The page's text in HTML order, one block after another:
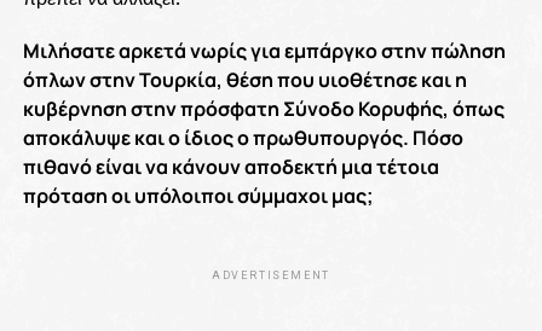
Μιλήσατε αρκετά νωρίς για εμπάργκο στην πώληση
όπλων στην Τουρκία, θέση που υιοθέτησε και η
κυβέρνηση στην πρόσφατη Σύνοδο Κορυφής, όπως
αποκάλυψε και ο ίδιος ο πρωθυπουργός. Πόσο
πιθανό είναι να κάνουν αποδεκτή μια τέτοια
πρόταση οι υπόλοιποι σύμμαχοι μας;
ADVERTISEMENT